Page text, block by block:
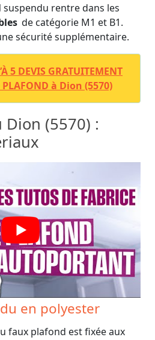
rentre dans les
de catégorie M1 et B1.
sécurité supplémentaire.
5 DEVIS GRATUITEMENT
PLAFOND à Dion (5570)
(5570) :
en polyester
faux plafond est fixée aux